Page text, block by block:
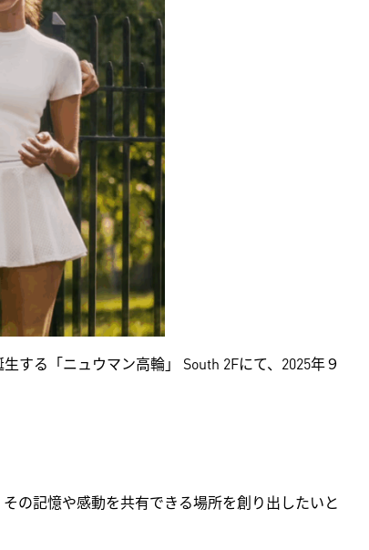
する「ニュウマン高輪」 South 2Fにて、2025年９
の記憶や感動を共有できる場所を創り出したいと